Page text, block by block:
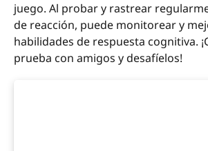
juego. Al probar y rastrear
de reacción, puede monitorear y
habilidades de respuesta cognitiva.
prueba con amigos y desafíelos!